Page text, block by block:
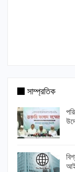
সাম্প্রতিক